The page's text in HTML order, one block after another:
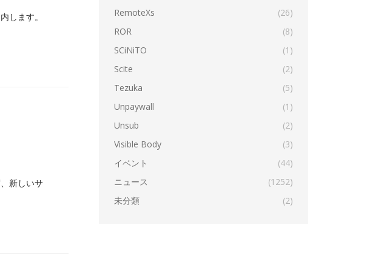
します。
新しいサ
RemoteXs
(26)
ROR
(8)
SCiNiTO
(1)
Scite
(2)
Tezuka
(5)
Unpaywall
(1)
Unsub
(2)
Visible Body
(3)
イベント
(44)
ニュース
(1252)
未分類
(2)